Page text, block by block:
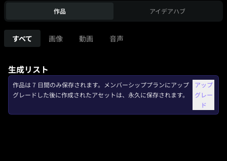
作品 アイデアハブ
すべて 画像 動画 音声
生成リスト
作品は 7 日間のみ保存されます。メンバーシッププランにアップ
グレードした後に作成されたアセットは、永久に保存されます。
アップ
グレー
ド